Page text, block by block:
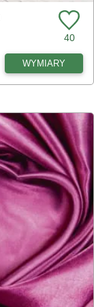
40
WYMIARY